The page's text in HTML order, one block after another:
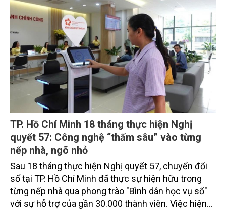
TP. Hồ Chí Minh 18 tháng thực hiện Nghị
quyết 57: Công nghệ “thấm sâu” vào từng
nếp nhà, ngõ nhỏ
Sau 18 tháng thực hiện Nghị quyết 57, chuyển đổi
số tại TP. Hồ Chí Minh đã thực sự hiện hữu trong
từng nếp nhà qua phong trào "Bình dân học vụ số"
với sự hỗ trợ của gần 30.000 thành viên. Việc hiện